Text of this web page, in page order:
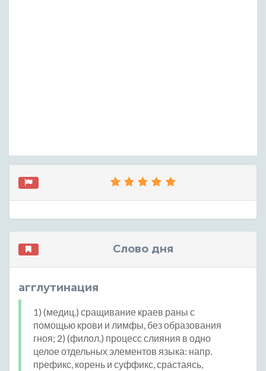
Слово дня
агглутинация
1) (медиц.) сращивание краев раны с
помощью крови и лимфы, без образования
гноя; 2) (филол.) процесс слияния в одно
целое отдельных элементов языка: напр.
префикс, корень и суффикс, срастаясь,